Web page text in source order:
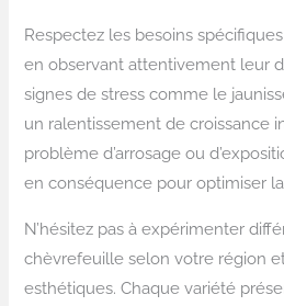
Respectez les besoins
en observant attentivement leur
signes de stress comme le
un ralentissement de croissance
problème d’arrosage ou
en conséquence pour optimiser
N’hésitez pas à expérimenter
chèvrefeuille selon votre région
esthétiques. Chaque variété